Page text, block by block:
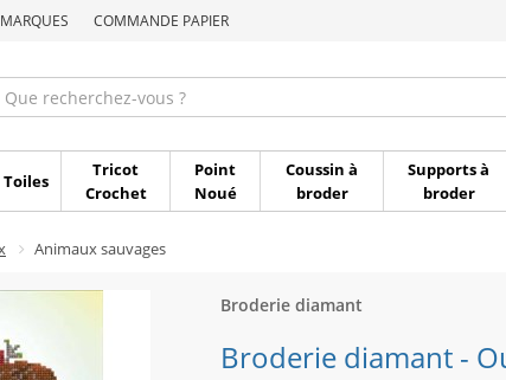
COMMANDE PAPIER
Toiles
Tricot
Crochet
Point
Noué
Coussin à
broder
Supports à
broder
Animaux sauvages
Broderie diamant
Broderie diamant -